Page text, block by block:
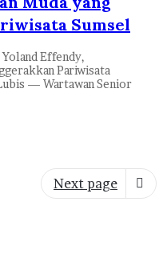
Sumsel
Effendy,
Pariwisata
— Wartawan Senior
Next page